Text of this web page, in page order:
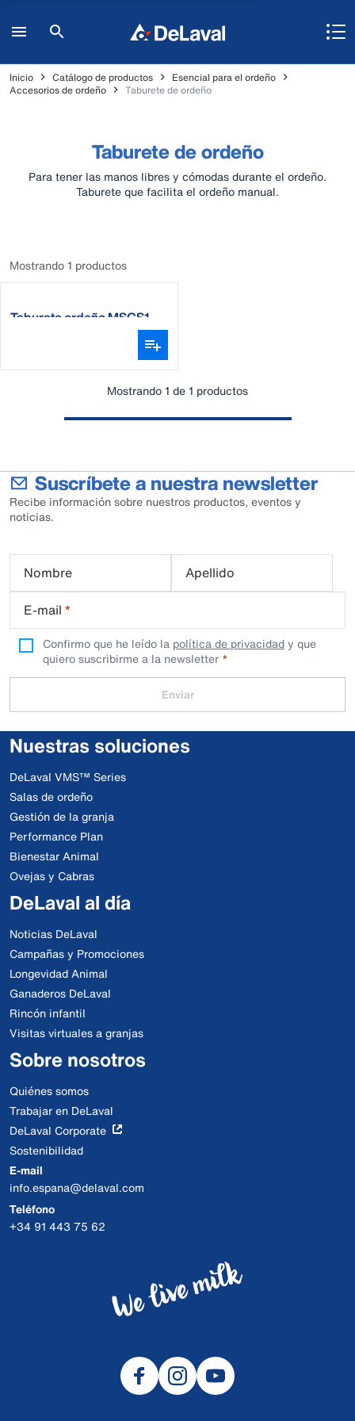
Inicio Catálogo de productos
Esencial para el ordeño
Accesorios de ordeño
Taburete de ordeño
Taburete de ordeño
Para tener las manos libres y cómodas durante el ordeño.
Taburete que facilita el ordeño manual.
Mostrando 1 productos
Taburete ordeño MSGS1
Mostrando 1 de 1 productos
Suscríbete a nuestra newsletter
Recibe información sobre nuestros productos, eventos y
noticias.
Nombre
Apellido
E-mail *
Confirmo que he leído la política de privacidady que
quiero suscribirme a la newsletter
Enviar
Nuestras soluciones
DeLaval VMS™ Series
Salas de ordeño
Gestión de la granja
Performance Plan
Bienestar Animal
Ovejas y Cabras
DeLaval al día
Noticias DeLaval
Campañas y Promociones
Longevidad Animal
Ganaderos DeLaval
Rincón infantil
Visitas virtuales a granjas
Sobre nosotros
Quiénes somos
Trabajar en DeLaval
DeLaval Corporate
Sostenibilidad
E-mail
info.espana@delaval.com
Teléfono
+34 91 443 75 62